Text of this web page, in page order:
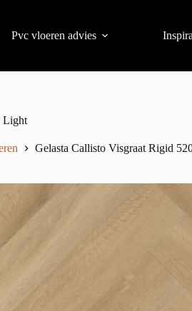
Pvc vloeren advies
Light
Gelasta Callisto Visgraat Rigid